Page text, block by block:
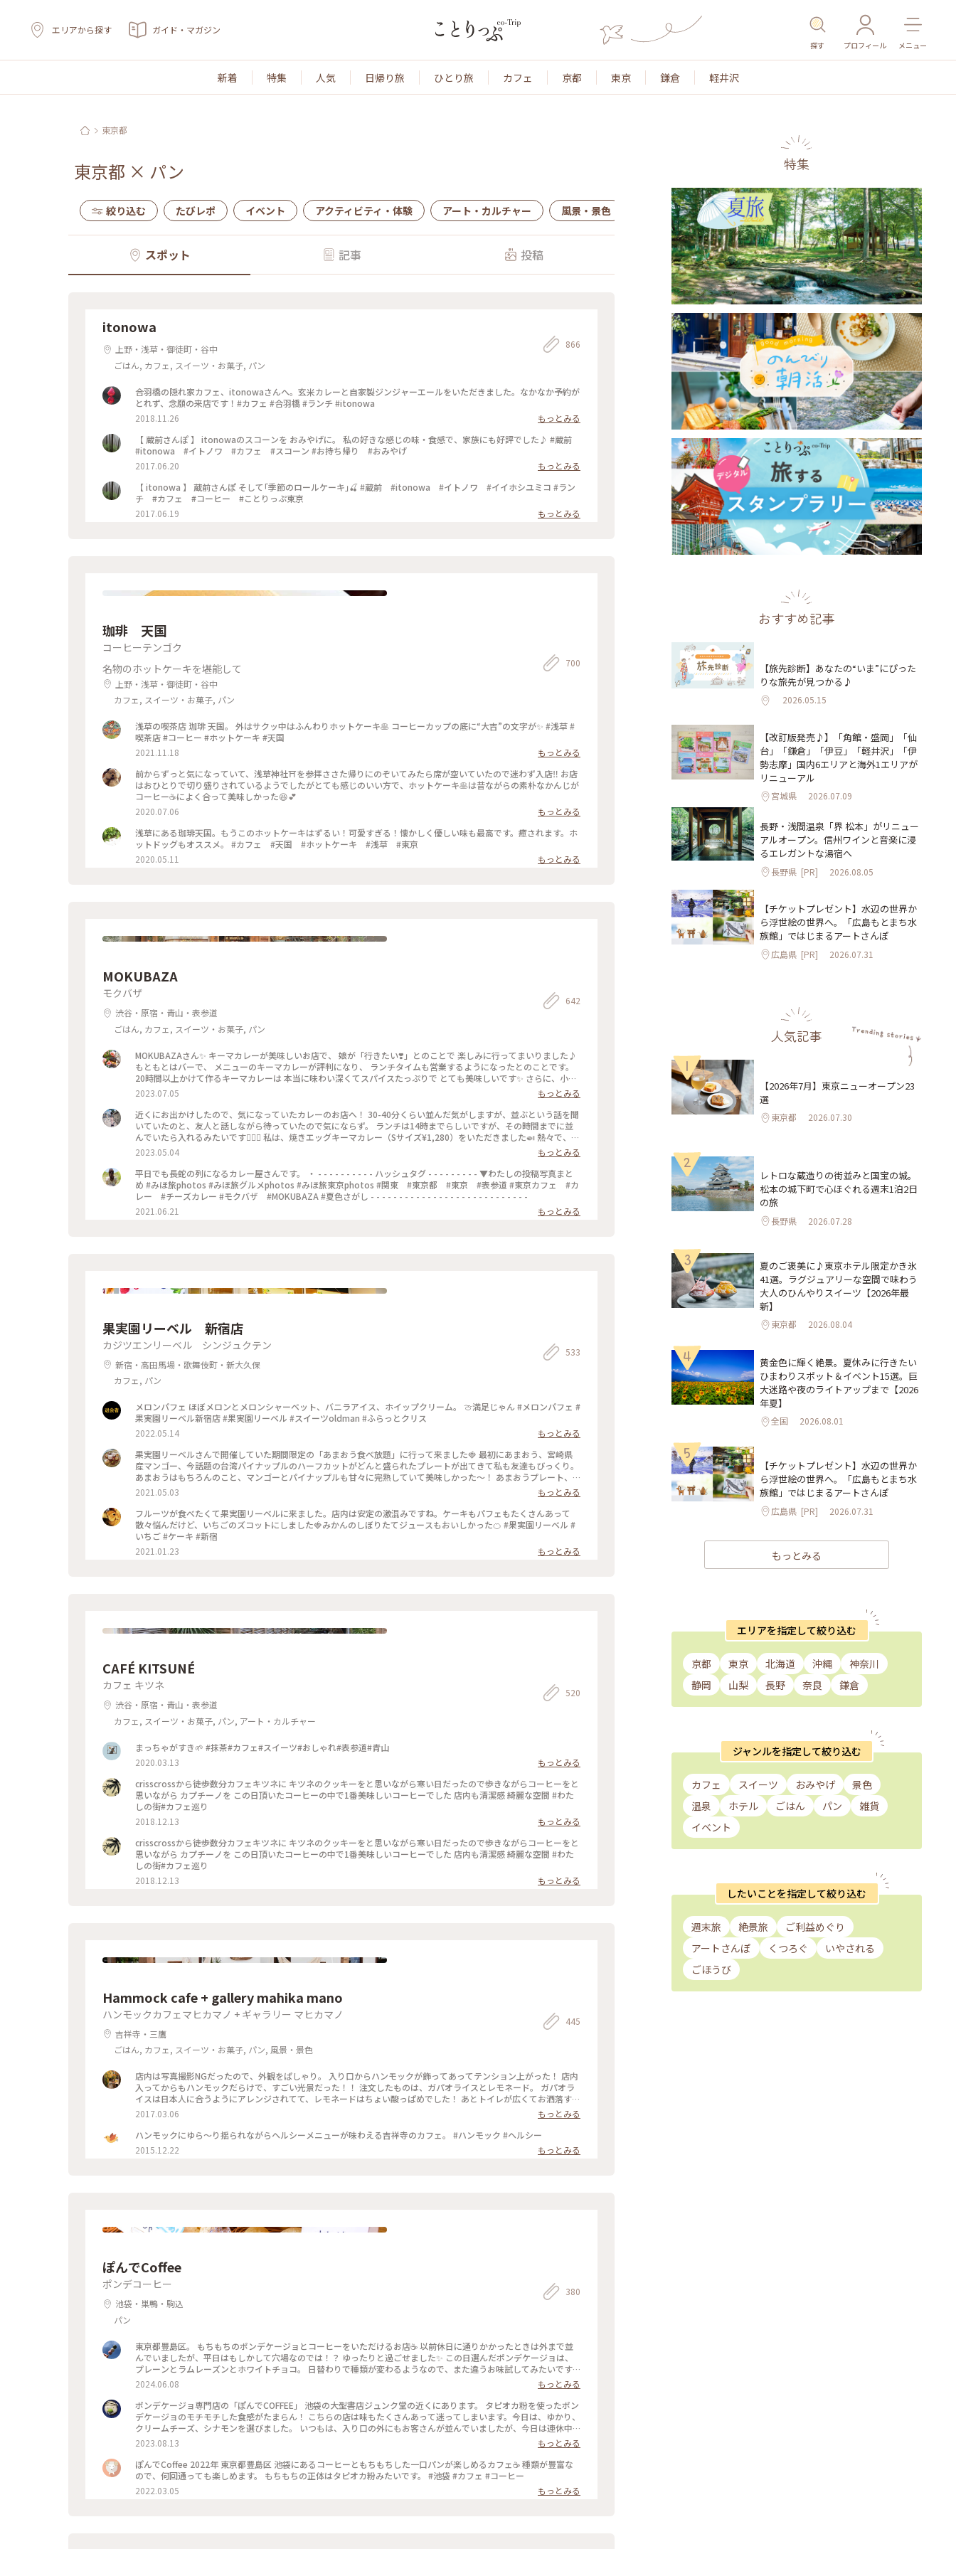
エリアから探す ガイド・マガジン
探す プロフィール メニュー
新着 特集 人気 日帰り旅 ひとり旅 カフェ 京都 東京 鎌倉 軽井沢
東京都
東京都 × パン
絞り込む たびレポ イベント アクティビティ・体験 アート・カルチャー 風景・景色 名所・旧跡 温泉・スパ その他施設 ごはん
スポット 記事 投稿
itonowa
上野・浅草・御徒町・谷中
ごはん, カフェ, スイーツ・お菓子, パン
866
合羽橋の隠れ家カフェ、itonowaさんへ。玄米カレーと自家製ジンジャーエールをいただきました。なかなか予約が
とれず、念願の来店です！#カフェ #合羽橋 #ランチ #itonowa
2018.11.26
もっとみる
【 蔵前さんぽ 】 itonowaのスコーンを おみやげに。 私の好きな感じの味・食感で、家族にも好評でした♪ #蔵前
#itonowa #イトノワ #カフェ #スコーン #お持ち帰り #おみやげ
2017.06.20
もっとみる
【 itonowa 】 蔵前さんぽ そして｢季節のロールケーキ｣🍒 #蔵前 #itonowa #イトノワ #イイホシユミコ #ラン
チ #カフェ #コーヒー #ことりっぷ東京
2017.06.19
もっとみる
珈琲 天国
コーヒーテンゴク
名物のホットケーキを堪能して
上野・浅草・御徒町・谷中
カフェ, スイーツ・お菓子, パン
700
浅草の喫茶店 珈琲 天国。 外はサクッ中はふんわりホットケーキ🥞 コーヒーカップの底に“大吉”の文字が✨ #浅草 #
喫茶店 #コーヒー #ホットケーキ #天国
2021.11.18
もっとみる
前からずっと気になっていて、浅草神社⛩を参拝ささた帰りにのぞいてみたら席が空いていたので迷わず入店‼️ お店
はおひとりで切り盛りされているようでしたがとても感じのいい方で、ホットケーキ🥞は昔ながらの素朴なかんじが
コーヒー☕️によく合って美味しかった😆💕
2020.07.06
もっとみる
浅草にある珈琲天国。もうこのホットケーキはずるい！可愛すぎる！懐かしく優しい味も最高です。癒されます。ホ
ットドッグもオススメ。 #カフェ #天国 #ホットケーキ #浅草 #東京
2020.05.11
もっとみる
MOKUBAZA
モクバザ
渋谷・原宿・青山・表参道
ごはん, カフェ, スイーツ・お菓子, パン
642
MOKUBAZAさん✨ キーマカレーが美味しいお店で、 娘が「行きたい❣️」とのことで 楽しみに行ってまいりました♪
もともとはバーで、 メニューのキーマカレーが評判になり、 ランチタイムも営業するようになったとのことです。
20時間以上かけて作るキーマカレーは 本当に味わい深くてスパイスたっぷりで とても美味しいです✨ さらに、小麦
粉、化学調味料、人工添加物 なども入っていないそうで、 身体にも優しいカレーです(o^^o) 私たちは、チーズキー
マカレーを マンゴーラッシーと一緒にいただきました♡ モッツァレラチーズがとろ〜り✨ とても美味しかったで
す❣️ 他にもナッツキーマカレーや、 コリアンダーキーマカレー、 アボカドキーマカレーなどなど💕 次にうかがうの
が楽しみになりました•*¨*•.¸¸♡ ★山手線原宿駅より徒歩9分 ★副都心線北参道駅より徒歩6分 ★総武線千駄ヶ谷駅
より徒歩10分 ★大江戸線国立競技場駅より徒歩10分 #MOKUBAZA #私のことりっぷ旅 #ランチ #チーズキーマカレ
ー #キーマカレー #カレーランチ #東京 #カレー大好き #CURRY&BARMOKUBAZA
2023.07.05
もっとみる
近くにお出かけしたので、気になっていたカレーのお店へ！ 30-40分くらい並んだ気がしますが、並ぶという話を聞
いていたのと、友人と話しながら待っていたので気にならず。 ランチは14時までらしいですが、その時間までに並
んでいたら入れるみたいです🙆🏻‍♀️ 私は、焼きエッグキーマカレー（Sサイズ¥1,280）をいただきました🍛 熱々で、少
し辛めですが、私の好みの辛さでした（辛いのが苦手な友人は苦労してました😂） 何より、スパイスの香りが最高
でした！！ これは行列ができるな、、という感じです。 帰宅しても、まだ香りが残っててまた食べたくなってます
😂💓 #MOKUBAZA #カレー #キーマカレー #神宮 #私のことりっぷ旅
2023.05.04
もっとみる
平日でも長蛇の列になるカレー屋さんです。 ・ - - - - - - - - - - ハッシュタグ - - - - - - - - - ▼わたしの投稿写真まと
め #みほ旅photos #みほ旅グルメphotos #みほ旅東京photos #関東 #東京都 #東京 #表参道 #東京カフェ #カ
レー #チーズカレー #モクバザ #MOKUBAZA #夏色さがし - - - - - - - - - - - - - - - - - - - - - - - - - - - -
2021.06.21
もっとみる
果実園リーベル 新宿店
カジツエンリーベル シンジュクテン
新宿・高田馬場・歌舞伎町・新大久保
カフェ, パン
533
メロンパフェ ほぼメロンとメロンシャーベット、バニラアイス、ホイップクリーム。 🍈満足じゃん #メロンパフェ #
果実園リーベル新宿店 #果実園リーベル #スイーツoldman #ふらっとクリス
2022.05.14
もっとみる
果実園リーベルさんで開催していた期間限定の「あまおう食べ放題」に行って来ました🍓 最初にあまおう、宮崎県
産マンゴー、今話題の台湾パイナップルのハーフカットがどんと盛られたプレートが出てきて私も友達もびっくり。
あまおうはもちろんのこと、マンゴーとパイナップルも甘々に完熟していて美味しかった〜！ あまおうプレート、
パスタ、アイス、あまおうとマンゴーのフルーツサンドは食べ放題です。フルーツサンドの虜になってしまい、後半
はひたすらフルーツサンドばかり食べてました笑。お値段はそこそこしますが内容を考えるとかなり満足度は高いで
す！ #果実園#果実園リーベル#あまおう#マンゴー#パイナップル#食べ放題#フルーツサンド
2021.05.03
もっとみる
フルーツが食べたくて果実園リーベルに来ました。店内は安定の激混みですね。ケーキもパフェもたくさんあって
散々悩んだけど、いちごのズコットにしました🍓みかんのしぼりたてジュースもおいしかった🍊 #果実園リーベル #
いちご #ケーキ #新宿
2021.01.23
もっとみる
CAFÉ KITSUNÉ
カフェ キツネ
渋谷・原宿・青山・表参道
カフェ, スイーツ・お菓子, パン, アート・カルチャー
520
まっちゃがすき🌱 #抹茶#カフェ#スイーツ#おしゃれ#表参道#青山
2020.03.13
もっとみる
crisscrossから徒歩数分カフェキツネに キツネのクッキーをと思いながら寒い日だったので歩きながらコーヒーをと
思いながら カプチーノを この日頂いたコーヒーの中で1番美味しいコーヒーでした 店内も清潔感 綺麗な空間 #わた
しの街#カフェ巡り
2018.12.13
もっとみる
crisscrossから徒歩数分カフェキツネに キツネのクッキーをと思いながら寒い日だったので歩きながらコーヒーをと
思いながら カプチーノを この日頂いたコーヒーの中で1番美味しいコーヒーでした 店内も清潔感 綺麗な空間 #わた
しの街#カフェ巡り
2018.12.13
もっとみる
Hammock cafe + gallery mahika mano
ハンモックカフェマヒカマノ + ギャラリー マヒカマノ
吉祥寺・三鷹
ごはん, カフェ, スイーツ・お菓子, パン, 風景・景色
445
店内は写真撮影NGだったので、外観をぱしゃり。 入り口からハンモックが飾ってあってテンション上がった！ 店内
入ってからもハンモックだらけで、すごい光景だった！！ 注文したものは、ガパオライスとレモネード。 ガパオラ
イスは日本人に合うようにアレンジされてて、レモネードはちょい酸っぱめでした！ あとトイレが広くてお洒落すぎ
て、ビビった。笑 全体的にお洒落で、素敵な空間でした♫ #吉祥寺 #ハンモック #カフェ
2017.03.06
もっとみる
ハンモックにゆら～り揺られながらヘルシーメニューが味わえる吉祥寺のカフェ。 #ハンモック #ヘルシー
2015.12.22
もっとみる
ぽんでCoffee
ポンデコーヒー
池袋・巣鴨・駒込
パン
380
東京都豊島区。 もちもちのポンデケージョとコーヒーをいただけるお店☕️ 以前休日に通りかかったときは外まで並
んでいましたが、平日はもしかして穴場なのでは！？ ゆったりと過ごせました✨ この日選んだポンデケージョは、
プレーンとラムレーズンとホワイトチョコ。 日替わりで種類が変わるようなので、また違うお味試してみたいです
🎵 2024.6.5 ・ #池袋カフェ #ひとりカフェ
2024.06.08
もっとみる
ポンデケージョ専門店の「ぽんでCOFFEE」 池袋の大型書店ジュンク堂の近くにあります。 タピオカ粉を使ったポン
デケージョのモチモチした食感がたまらん！ こちらの店は味もたくさんあって迷ってしまいます。今日は、ゆかり、
クリームチーズ、シナモンを選びました。 いつもは、入り口の外にもお客さんが並んでいましたが、今日は連休中
の台風🌀接近という事もあってか？並ばずに入れましたーラッキー✌️ 来るたびに並んでいるポンデケージョは違うの
2023.08.13
もっとみる
ぽんでCoffee 2022年 東京都豊島区 池袋にあるコーヒーともちもちした一口パンが楽しめるカフェ☕️ 種類が豊富な
ので、何回通っても楽しめます。 もちもちの正体はタピオカ粉みたいです。 #池袋 #カフェ #コーヒー
2022.03.05
もっとみる
特集
おすすめ記事
【旅先診断】あなたの“いま”にぴった
りな旅先が見つかる♪
2026.05.15
【改訂版発売♪】「角館・盛岡」「仙
台」「鎌倉」「伊豆」「軽井沢」「伊
勢志摩」国内6エリアと海外1エリアが
リニューアル
宮城県 2026.07.09
長野・浅間温泉「界 松本」がリニュー
アルオープン。信州ワインと音楽に浸
るエレガントな湯宿へ
長野県 [PR] 2026.08.05
【チケットプレゼント】水辺の世界か
ら浮世絵の世界へ。「広島もとまち水
族館」ではじまるアートさんぽ
広島県 [PR] 2026.07.31
人気記事
1
【2026年7月】東京ニューオープン23
選
東京都 2026.07.30
2
レトロな蔵造りの街並みと国宝の城。
松本の城下町で心ほぐれる週末1泊2日
の旅
長野県 2026.07.28
3
夏のご褒美に♪東京ホテル限定かき氷
41選。ラグジュアリーな空間で味わう
大人のひんやりスイーツ【2026年最
新】
東京都 2026.08.04
4
黄金色に輝く絶景。夏休みに行きたい
ひまわりスポット＆イベント15選。巨
大迷路や夜のライトアップまで【2026
年夏】
全国 2026.08.01
5
【チケットプレゼント】水辺の世界か
ら浮世絵の世界へ。「広島もとまち水
族館」ではじまるアートさんぽ
広島県 [PR] 2026.07.31
もっとみる
エリアを指定して絞り込む
京都 東京 北海道 沖縄
神奈川
静岡
山梨 長野 奈良 鎌倉
ジャンルを指定して絞り込む
カフェ スイーツ おみやげ
景色
温泉
ホテル ごはん パン
雑貨
イベント
したいことを指定して絞り込む
週末旅 絶景旅
ご利益めぐり
アートさんぽ
くつろぐ
いやされる
ごほうび